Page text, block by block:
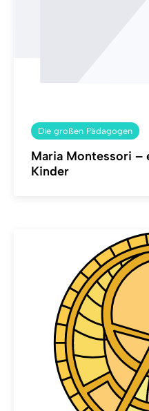
Die großen Pädagogen
Maria Montessori –
Kinder